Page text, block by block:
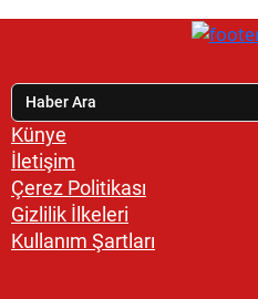
Künye
İletişim
Çerez Politikası
Gizlilik İlkeleri
Kullanım Şartları